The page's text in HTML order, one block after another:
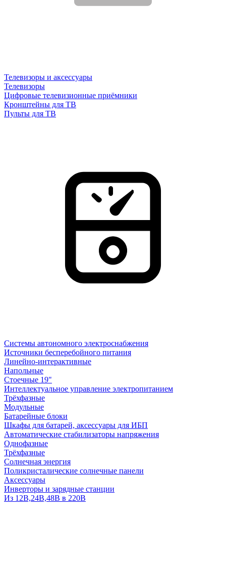
Телевизоры и аксессуары
Телевизоры
Цифровые телевизионные приёмники
Кронштейны для ТВ
Пульты для ТВ
Системы автономного электроснабжения
Источники бесперебойного питания
Линейно-интерактивные
Напольные
Стоечные 19"
Интеллектуальное управление электропитанием
Трёхфазные
Модульные
Батарейные блоки
Шкафы для батарей, аксессуары для ИБП
Автоматические стабилизаторы напряжения
Однофазные
Трёхфазные
Солнечная энергия
Поликристалические солнечные панели
Аксессуары
Инверторы и зарядные станции
Из 12В,24В,48В в 220В